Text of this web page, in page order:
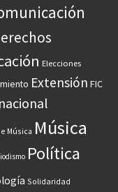
Elecciones
Extensión FIC
Música Música
Política
Solidaridad